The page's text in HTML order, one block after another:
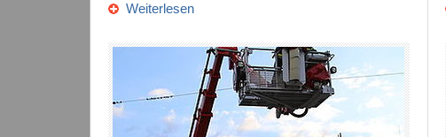
Weiterlesen